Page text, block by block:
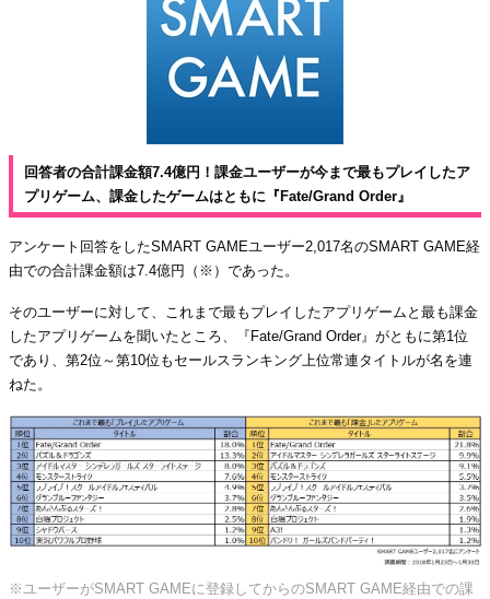
回答者の合計課金額7.4億円！課金ユーザーが今まで最もプレイしたア
プリゲーム、課金したゲームはともに『Fate/Grand Order』
アンケート回答をしたSMART GAMEユーザー2,017名のSMART GAME経
由での合計課金額は7.4億円（※）であった。
そのユーザーに対して、これまで最もプレイしたアプリゲームと最も課金
したアプリゲームを聞いたところ、『Fate/Grand Order』がともに第1位
であり、第2位～第10位もセールスランキング上位常連タイトルが名を連
ねた。
※ユーザーがSMART GAMEに登録してからのSMART GAME経由での課